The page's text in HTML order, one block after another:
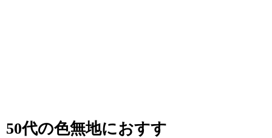
50代の色無地におすす